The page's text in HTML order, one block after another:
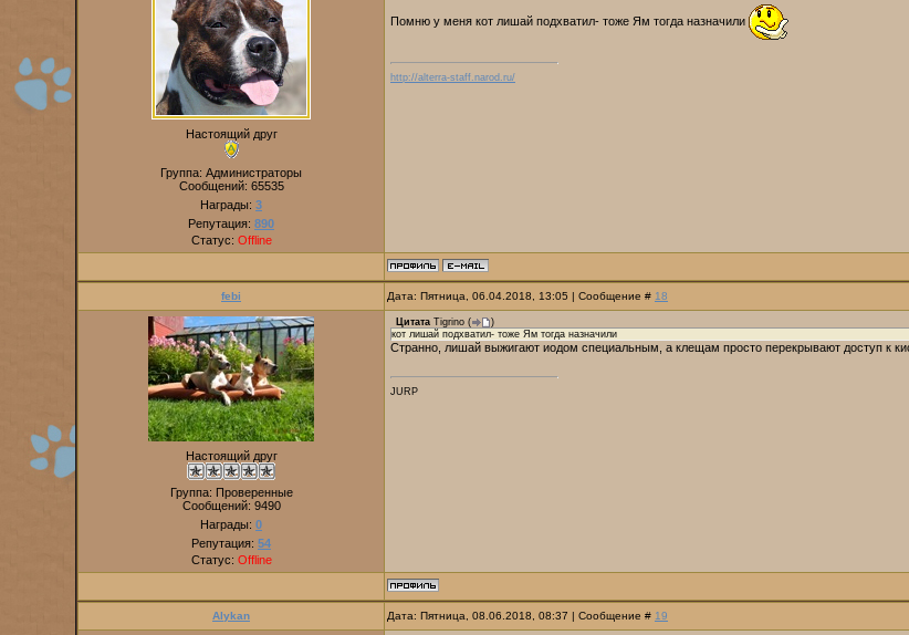
Настоящий друг
Группа: Администраторы
Сообщений: 65535
Награды: 3
Репутация: 890
Статус: Offline
Помню у меня кот лишай подхватил- тоже Ям тогда назначили
http://alterra-staff.narod.ru/
febi Дата: Пятница, 06.04.2018, 13:05 | Сообщение # 18
Настоящий друг
Группа: Проверенные
Сообщений: 9490
Награды: 0
Репутация: 54
Статус: Offline
Цитата Tigrino (
)
кот лишай подхватил- тоже Ям тогда назначили
Странно, лишай выжигают иодом специальным, а клещам просто перекрывают доступ к
JURP
Alykan Дата: Пятница, 08.06.2018, 08:37 | Сообщение # 19